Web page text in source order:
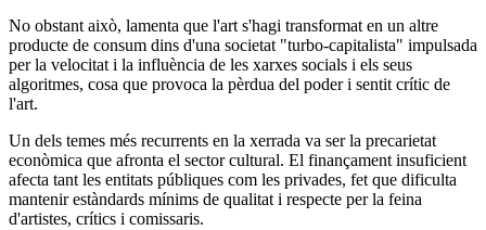
No obstant això, lamenta que l'art s'hagi transformat en un altre
producte de consum dins d'una societat "turbo-capitalista" impulsada
per la velocitat i la influència de les xarxes socials i els seus
algoritmes, cosa que provoca la pèrdua del poder i sentit crític de
l'art.
Un dels temes més recurrents en la xerrada va ser la precarietat
econòmica que afronta el sector cultural. El finançament insuficient
afecta tant les entitats públiques com les privades, fet que dificulta
mantenir estàndards mínims de qualitat i respecte per la feina
d'artistes, crítics i comissaris.